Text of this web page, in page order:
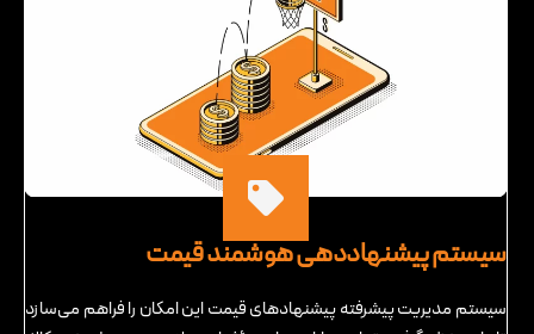
سیستم پیشنهاددهی هوشمند قیمت
سیستم مدیریت پیشرفته پیشنهادهای قیمت این امکان را فراهم می‌سازد